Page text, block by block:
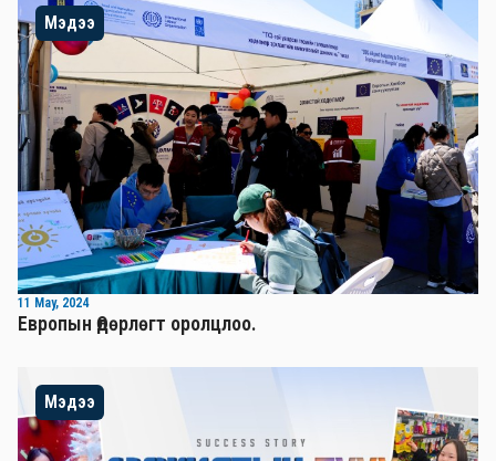
Мэдээ
11 May, 2024
Европын Өдөрлөгт оролцлоо.
Мэдээ